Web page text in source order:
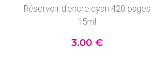
Réservoir d'encre cyan 420 pages
15ml
3.00 €